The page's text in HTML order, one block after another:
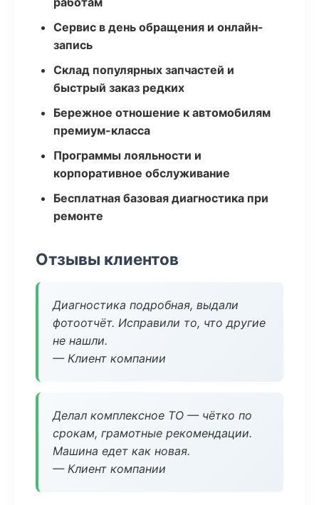
Сервис в день обращения и онлайн-
запись
Склад популярных запчастей и
быстрый заказ редких
Бережное отношение к автомобилям
премиум-класса
Программы лояльности и
корпоративное обслуживание
Бесплатная базовая диагностика при
ремонте
Отзывы клиентов
Диагностика подробная, выдали
фотоотчёт. Исправили то, что другие
не нашли.
— Клиент компании
Делал комплексное ТО — чётко по
срокам, грамотные рекомендации.
Машина едет как новая.
— Клиент компании